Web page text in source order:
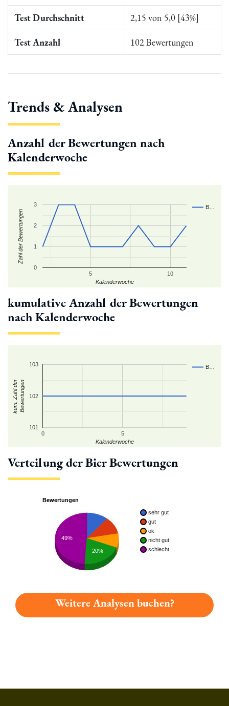
Test Durchschnitt 2,15 von 5,0 [43%]
Test Anzahl 102 Bewertungen
Trends & Analysen
Anzahl der Bewertungen nach
Kalenderwoche
B…
5 10
0
1
2
3
Kalenderwoche
Zahl der Bewertungen
kumulative Anzahl der Bewertungen
nach Kalenderwoche
B…
0 5
101
102
103
Kalenderwoche
kum. Zahl derBewertungen
Verteilung der Bier Bewertungen
Bewertungen
sehr gut
gut
ok
nicht gut
schlecht
49%
20%
Weitere Analysen buchen?